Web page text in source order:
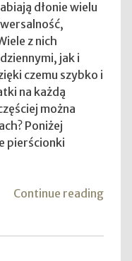
dłonie wielu
z nich
jak i
czemu szybko i
na każdą
można
Poniżej
pierścionki
Continue reading